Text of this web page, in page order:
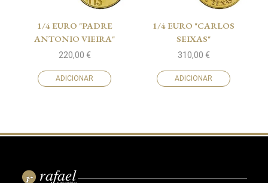
1/4 EURO "PADRE
ANTONIO VIEIRA"
220,00 €
ADICIONAR
1/4 EURO "CARLOS
SEIXAS"
310,00 €
ADICIONAR